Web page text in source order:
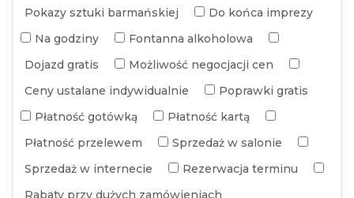
Pokazy sztuki barmańskiej
Do końca imprezy
Na godziny
Fontanna alkoholowa
Dojazd gratis
Możliwość negocjacji cen
Ceny ustalane indywidualnie
Poprawki gratis
Płatność gotówką
Płatność kartą
Płatność przelewem
Sprzedaż w salonie
Sprzedaż w internecie
Rezerwacja terminu
Rabaty przy dużych zamówieniach